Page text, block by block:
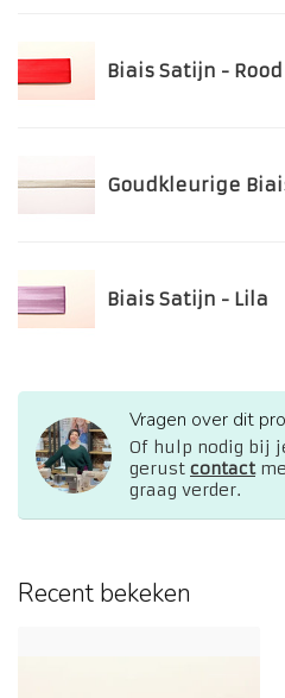
Biais Satijn - Rood
Goudkleurige
Biais Satijn - Lila
Vragen over dit
Of hulp nodig bij
gerust contact
graag verder.
Recent bekeken